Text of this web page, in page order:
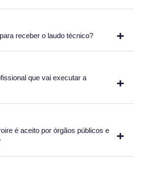
receber o laudo técnico?
que vai executar a
é aceito por órgãos públicos e